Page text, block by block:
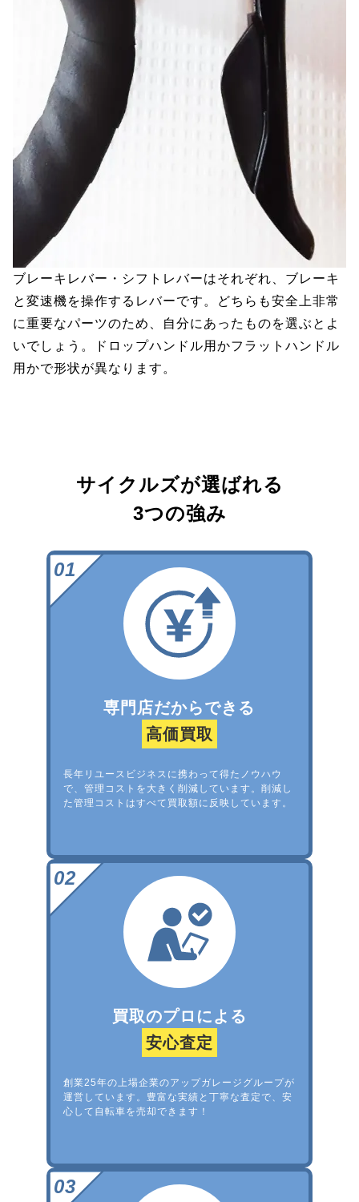
ブレーキレバー・シフトレバーはそれぞれ、ブレーキ
と変速機を操作するレバーです。どちらも安全上非常
に重要なパーツのため、自分にあったものを選ぶとよ
いでしょう。ドロップハンドル用かフラットハンドル
用かで形状が異なります。
サイクルズが選ばれる
3つの強み
専門店だからできる
高価買取
長年リユースビジネスに携わって得たノウハウ
で、管理コストを大きく削減しています。削減し
た管理コストはすべて買取額に反映しています。
買取のプロによる
安心査定
創業25年の上場企業のアップガレージグループが
運営しています。豊富な実績と丁寧な査定で、安
心して自転車を売却できます！